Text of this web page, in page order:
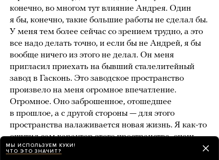
конечно, во многом тут влияние Андрея. Один
я бы, конечно, такие большие работы не сделал бы.
У меня тем более сейчас со зрением трудно, а это
все надо делать точно, и если бы не Андрей, я бы
вообще ничего из этого не делал. Он меня
пригласил приехать на бывший сталелитейный
завод в Гасконь. Это заводское пространство
произвело на меня огромное впечатление.
Огромное. Оно заброшенное, отошедшее
в прошлое, а с другой стороны — для этого
пространства налаживается новая жизнь. Я как-то
ощутил сам характер этого пространства, очень
похожий на то, что сейчас происходит в Европе
МЫ ИСПОЛЬЗУЕМ КУКИ!
ЧТО ЭТО ЗНАЧИТ?